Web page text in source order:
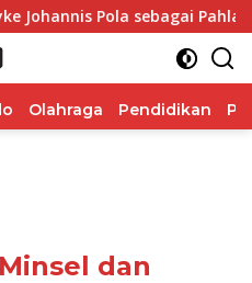
Pahlawan Tanpa Tanda
Olahraga Pendidikan
dan